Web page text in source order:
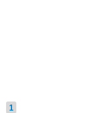
1